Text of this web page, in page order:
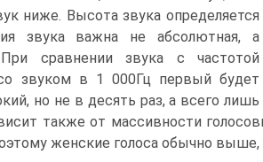
ниже. Высота звука определяется
звука важна не абсолютная, а
При сравнении звука с частотой
звуком в 1 000Гц первый будет
но не в десять раз, а всего лишь
также от массивности
женские голоса обычно